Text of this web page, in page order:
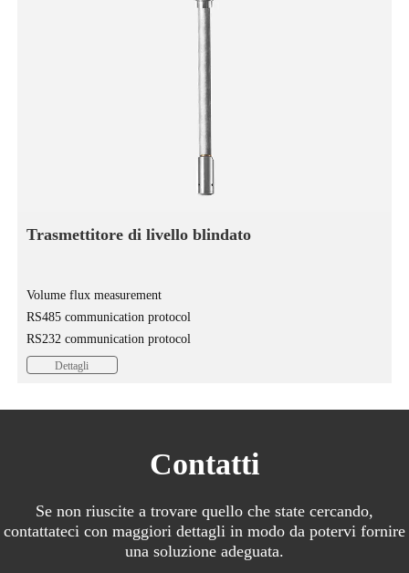
Trasmettitore di livello blindato
Volume flux measurement
RS485 communication protocol
RS232 communication protocol
Dettagli
Contatti
Se non riuscite a trovare quello che state cercando,
contattateci con maggiori dettagli in modo da potervi fornire
una soluzione adeguata.